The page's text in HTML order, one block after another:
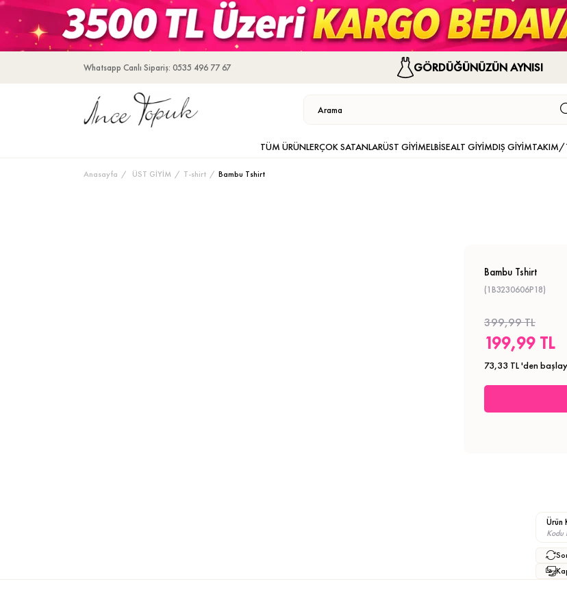
Whatsapp Canlı Sipariş: 0535 496 77 67 GÖRDÜĞÜNÜZÜN AYNISI
TÜM ÜRÜNLERÇOK SATANLARÜST GİYİMELBİSEALT GİYİMDIŞ GİYİMTAKIM/
Anasayfa ÜST GİYİM T-shirt Bambu Tshirt
Bambu Tshirt
(1B3230606P18)
399,99 TL
199,99 TL
73,33 TL'den
Ürün
Kodu